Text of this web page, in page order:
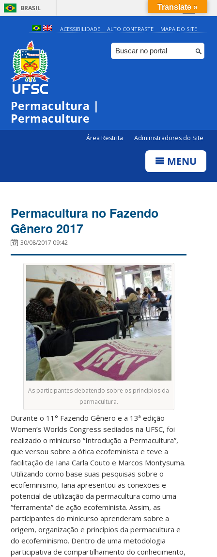
BRASIL
Simplifique!
Comunica BR
Participe
ACESSIBILIDADE ALTO CONTRASTE MAPA DO SITE
Permacultura |
Permaculture
Área Restrita Administradores do Site
MENU
Permacultura no Fazendo
Gênero 2017
30/08/2017 09:42
As participantes debatendo sobre os princípios da
permacultura.
Durante o 11° Fazendo Gênero e a 13ª edição
Women’s Worlds Congress sediados na UFSC, foi
realizado o minicurso “Introdução a Permacultura”,
que versou sobre a ótica ecofeminista e teve a
facilitação de Iana Carla Couto e Marcos Montysuma.
Utilizando como base suas pesquisas sobre o
ecofeminismo, Iana apresentou as conexões e
potencial de utilização da permacultura como uma
“ferramenta” de ação ecofeminista. Assim, as
participantes do minicurso aprenderam sobre a
origem, organização e princípios da permacultura e
do ecofeminismo. Dentro de uma metodologia
participativa de compartilhamento do conhecimento,
Translate »